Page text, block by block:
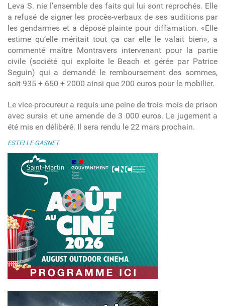
Leva S. nie l’ensemble des faits qui lui sont reprochés. Elle
a refusé de signer les procès-verbaux de ses auditions par
les gendarmes et a déposé plainte pour diffamation. «Elle
estime qu’elle méritait tout ça car elle le valait bien», a
commenté maître Montravers intervenant pour la partie
civile (société qui exploite le Beach et gérée par Patrice
Seguin) qui a demandé le remboursement des sommes,
soit 935 + 650 + 2000 ainsi que 200 euros pour le mobilier.
Le vice-procureur a requis une peine de trois mois de prison
avec sursis et une amende de 3 000 euros. Le jugement a
été mis en délibéré. Il sera rendu le 22 mars prochain.
ESTELLE GASNET